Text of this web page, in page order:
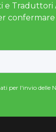
confermare
per l'invio delle